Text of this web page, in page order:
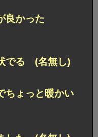
良かった
でる (名無し)
ちょっと暖かい